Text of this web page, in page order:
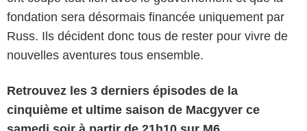
fondation sera désormais financée uniquement par
Russ. Ils décident donc tous de rester pour vivre de
nouvelles aventures tous ensemble.
Retrouvez les 3 derniers épisodes de la
cinquième et ultime saison de Macgyver ce